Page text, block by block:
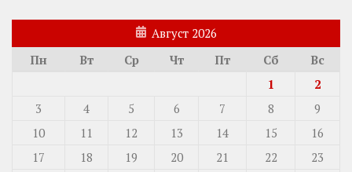
Август 2026
Пн
Вт Ср Чт Пт Сб
Вс
1
2
3
4 5 6 7 8
9
10
11 12 13 14 15
16
17
18 19 20 21 22
23